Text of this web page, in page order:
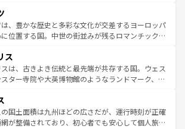
地方によって風土や気候が異なるスペインはその個
性で訪れる人を魅了する。 なお、新着のスペイン情報は コ
一覧を参照してほしい。
広い魅力が詰まっている。華麗な宮殿、歴史的な大
美しいビーチ、そして豊かな自然が、訪れる者を心
する。また、フランスは美食の国としても知ら
ャンパンの発祥地であるランス、プロヴァンスの
ラベンダー畑など、多彩な楽しみ方が可能だ。さ
パリ以外の地域にも魅力が溢れており、どの街角に
に足を運ぶとそれぞれで全く異なる文化を体験で
きるだろう。 なお、新着のフランス情報はコンテンツ一覧
てほしい。
は、豊かな歴史と多彩な文化が交差するヨーロッパ
位置する国。中世の街並みが残るロマンチック街
この国は、どこを歩いても飽きることがない。ベ
文化的活気、バイエルン州のアルプスの絶景、そ
イン川沿いのワイン畑といった風景は必見。ビール
好きな人にはぜひ体験してほしい。 なお、新着の
報はコンテンツ一覧を参照してほしい。
ス
は、古きよき伝統と最先端が共存する国。ウェス
スター寺院や大英博物館のようなランドマーク、歴
に異なる魅力がある。また、優雅なアフタヌーン
、ビール好きにはたまらない英国パブ、サッカー観
本場だからこそできる体験も豊富。イギリスを旅
の国土面積は九州ほどの広さだが、運行時刻が正確
が整備されており、初心者でも安心して個人旅行